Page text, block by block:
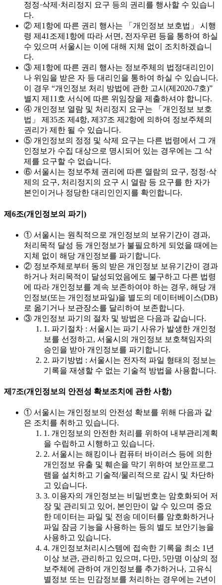
정정·삭제·처리정지 요구 등의 권리를 행사할 수 있습니
다.
② 제1항에 따른 권리 행사는 「개인정보 보호법」 시행
령 제41조제1항에 따라 서면, 전자우편 등을 통하여 하실
수 있으며 서울시는 이에 대해 지체 없이 조치하겠습니
다.
③ 제1항에 따른 권리 행사는 정보주체의 법정대리인이
나 위임을 받은 자 등 대리인을 통하여 하실 수 있습니다.
이 경우 “개인정보 처리 방법에 관한 고시(제2020-7호)”
별지 제11호 서식에 따른 위임장을 제출하셔야 합니다.
④ 개인정보 열람 및 처리정지 요구는 「개인정보 보호
법」 제35조 제4항, 제37조 제2항에 의하여 정보주체의
권리가 제한 될 수 있습니다.
⑤ 개인정보의 정정 및 삭제 요구는 다른 법령에서 그 개
인정보가 수집 대상으로 명시되어 있는 경우에는 그 삭
제를 요구할 수 없습니다.
⑥ 서울시는 정보주체 권리에 따른 열람의 요구, 정정·삭
제의 요구, 처리정지의 요구 시 열람 등 요구를 한 자가
본인이거나 정당한 대리인인지를 확인합니다.
제6조(개인정보의 파기)
① 서울시는 원칙적으로 개인정보의 보유기간이 경과,
처리목적 달성 등 개인정보가 불필요하게 되었을 때에는
지체 없이 해당 개인정보를 파기합니다.
② 정보주체로부터 동의 받은 개인정보 보유기간이 경과
하거나 처리목적이 달성되었음에도 불구하고 다른 법령
에 따라 개인정보를 계속 보존하여야 하는 경우, 해당 개
인정보(또는 개인정보파일)을 별도의 데이터베이스(DB)
로 옮기거나 보관장소를 달리하여 보존합니다.
③ 개인정보 파기의 절차 및 방법은 다음과 같습니다.
1. 파기절차 : 서울시는 파기 사유가 발생한 개인정
보를 선정하고, 서울시의 개인정보 보호책임자의
승인을 받아 개인정보를 파기합니다.
2. 파기방법 : 서울시는 전자적 파일 형태의 정보는
기록을 재생할 수 없는 기술적 방법을 사용합니다.
제7조(개인정보의 안전성 확보조치에 관한 사항)
① 서울시는 개인정보의 안전성 확보를 위해 다음과 같
은 조치를 취하고 있습니다.
1. 개인정보의 안전한 처리를 위하여 내부관리계획
을 수립하고 시행하고 있습니다.
2. 서울시는 해킹이나 컴퓨터 바이러스 등에 의한
개인정보 유출 및 훼손을 막기 위하여 보안프로그
램을 설치하고 기술적/물리적으로 감시 및 차단하
고 있습니다.
3. 이용자의 개인정보는 비밀번호는 암호화되어 저
장 및 관리되고 있어, 본인만이 알 수 있으며 중요
한 데이터는 파일 및 전송 데이터를 암호화하거나
파일 잠금 기능을 사용하는 등의 별도 보안기능을
사용하고 있습니다.
4. 개인정보처리시스템에 접속한 기록을 최소 1년
이상 보관, 관리하고 있으며, 다만, 5만명 이상의 정
보주체에 관하여 개인정보를 추가하거나, 고유식
별정보 또는 민감정보를 처리하는 경우에는 2년이